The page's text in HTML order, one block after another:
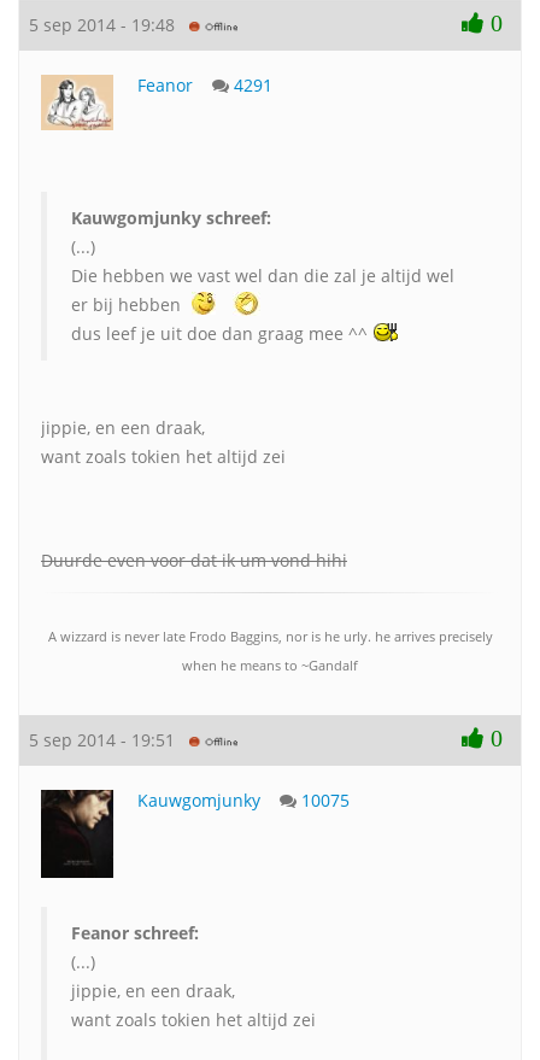
5 sep 2014 - 19:48 0
Feanor 4291
Kauwgomjunky schreef:
(...)
Die hebben we vast wel dan die zal je altijd wel
er bij hebben
dus leef je uit doe dan graag mee ^^
jippie, en een draak,
want zoals tokien het altijd zei
Duurde even voor dat ik um vond hihi
A wizzard is never late Frodo Baggins, nor is he urly. he arrives precisely
when he means to ~Gandalf
5 sep 2014 - 19:51 0
Kauwgomjunky 10075
Feanor schreef:
(...)
jippie, en een draak,
want zoals tokien het altijd zei